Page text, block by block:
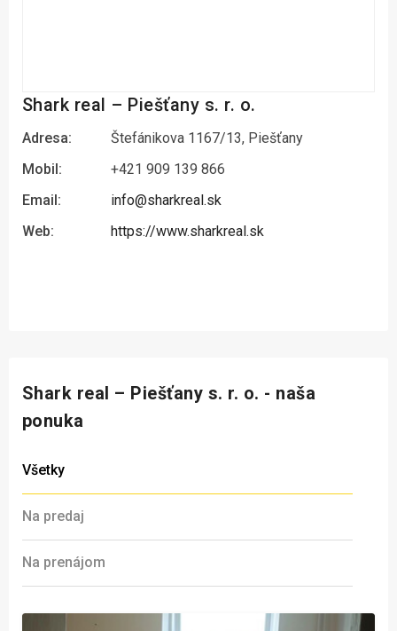
Shark real – Piešťany s. r. o.
Adresa:
Štefánikova 1167/13, Piešťany
Mobil:
+421 909 139 866
Email:
info@sharkreal.sk
Web:
https://www.sharkreal.sk
Shark real – Piešťany s. r. o. - naša
ponuka
Všetky
Na predaj
Na prenájom